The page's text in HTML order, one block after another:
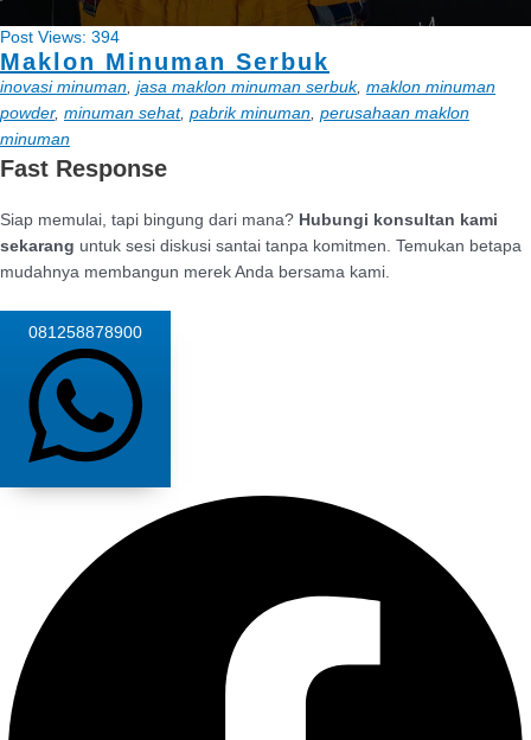
Post Views: 394
Maklon Minuman Serbuk
inovasi minuman jasa maklon minuman serbuk, maklon minuman
powder, minuman sehat, pabrik minuman perusahaan maklon
minuman
Fast Response
Siap memulai, tapi bingung dari mana? Hubungi konsultan kami
sekarang untuk sesi diskusi santai tanpa komitmen. Temukan betapa
mudahnya membangun merek Anda bersama kami.
081258878900